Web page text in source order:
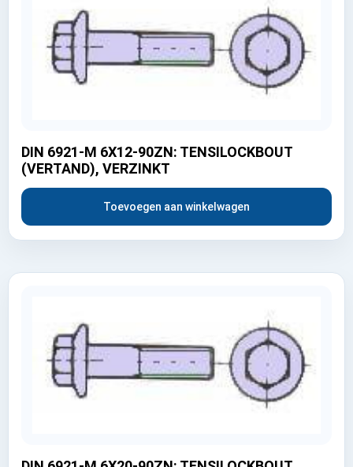
DIN 6921-M 6X12-90ZN: TENSILOCKBOUT
(VERTAND), VERZINKT
Toevoegen aan winkelwagen